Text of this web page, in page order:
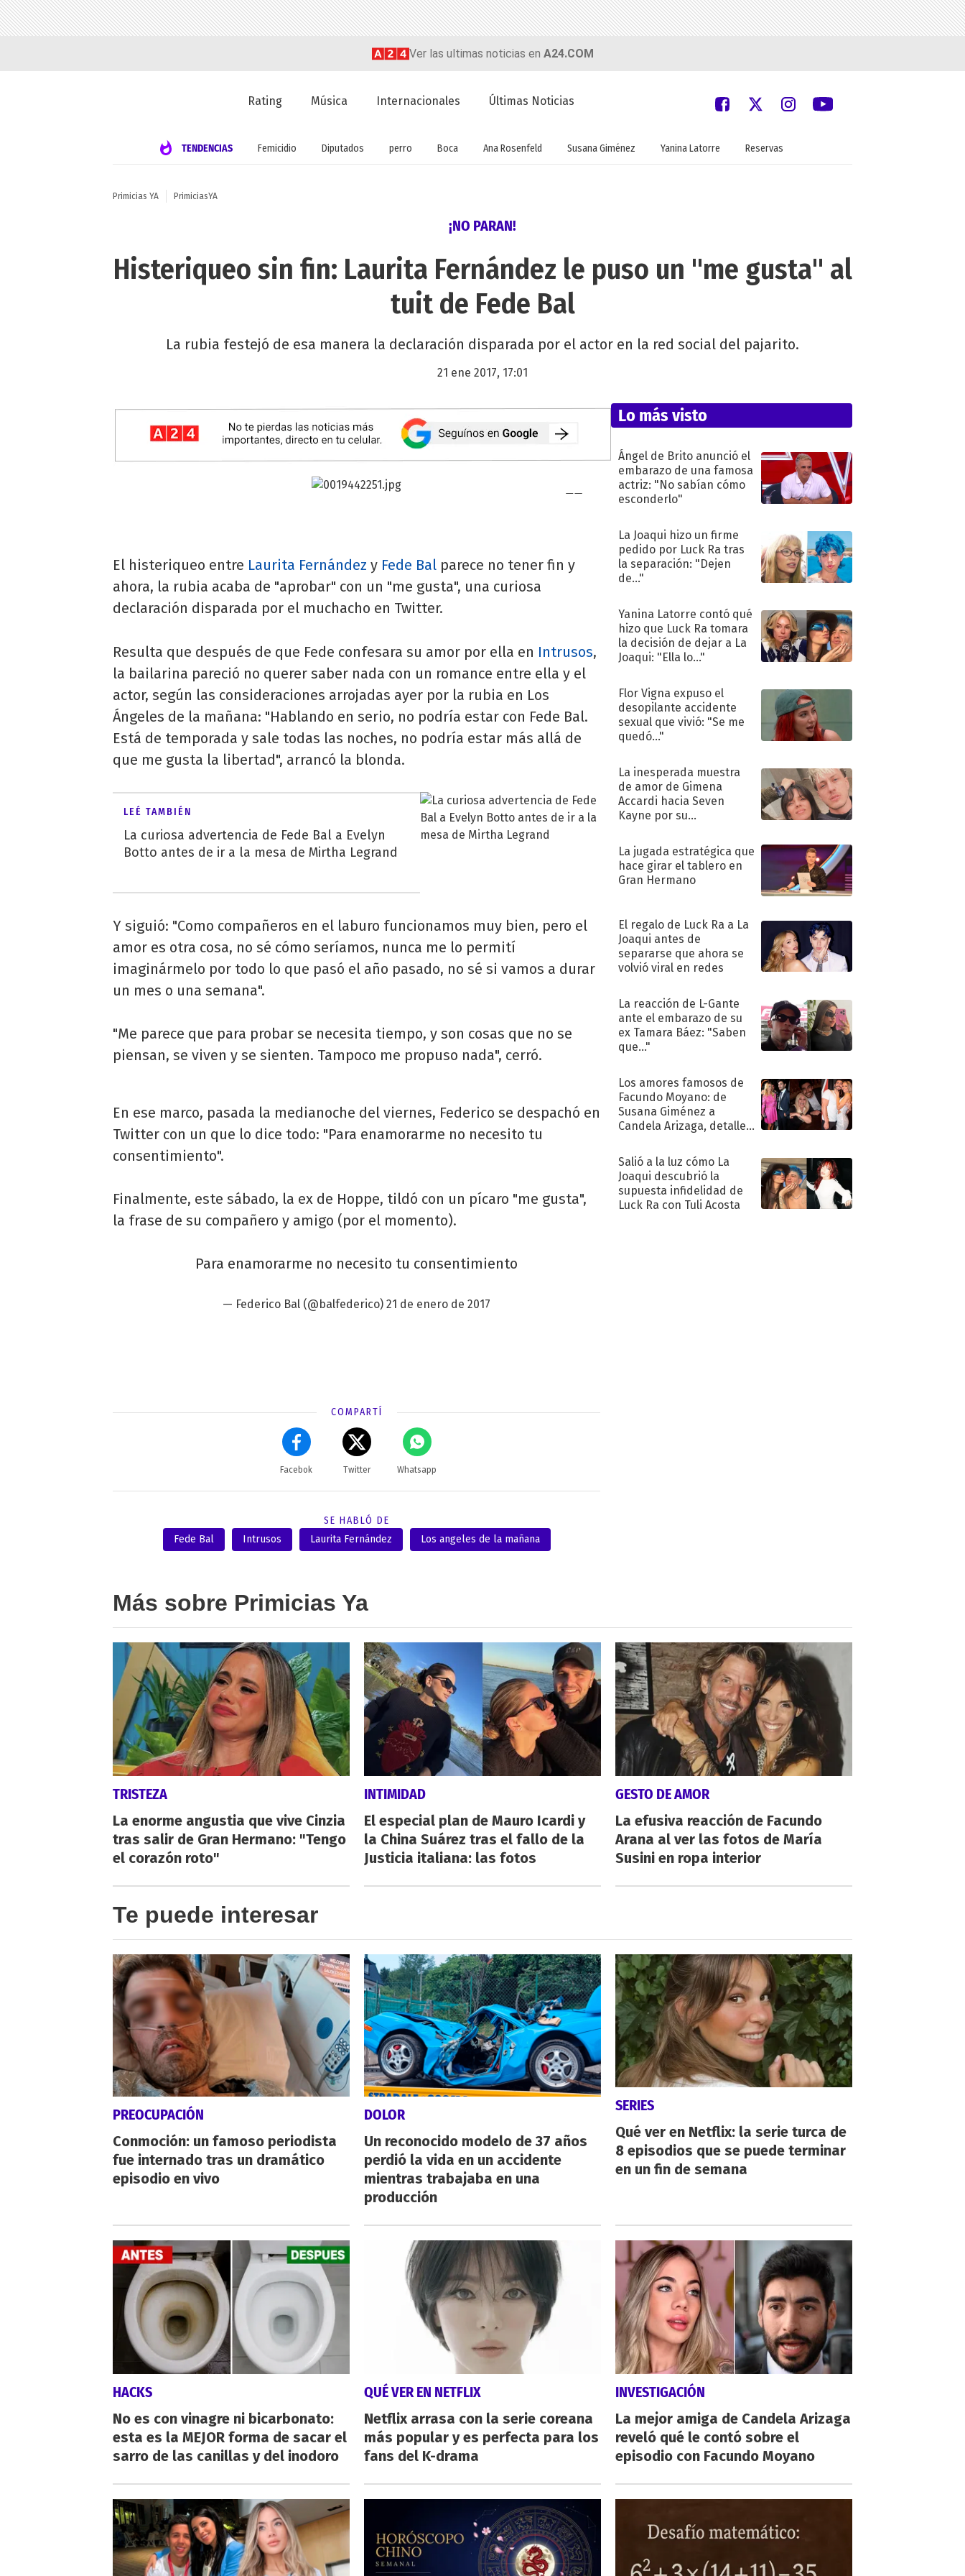
Ver las ultimas noticias en A24.COM
Rating Música Internacionales Últimas Noticias
TENDENCIAS Femicidio Diputados perro Boca Ana Rosenfeld Susana Giménez Yanina Latorre Reservas
Primicias YA PrimiciasYA
¡NO PARAN!
Histeriqueo sin fin: Laurita Fernández le puso un "me gusta" al
tuit de Fede Bal
La rubia festejó de esa manera la declaración disparada por el actor en la red social del pajarito.
21 ene 2017, 17:01
El histeriqueo entre Laurita Fernández y Fede Bal parece no tener fin y
ahora, la rubia acaba de "aprobar" con un "me gusta", una curiosa
declaración disparada por el muchacho en Twitter.
Resulta que después de que Fede confesara su amor por ella en Intrusos,
la bailarina pareció no querer saber nada con un romance entre ella y el
actor, según las consideraciones arrojadas ayer por la rubia en Los
Ángeles de la mañana: "Hablando en serio, no podría estar con Fede Bal.
Está de temporada y sale todas las noches, no podría estar más allá de
que me gusta la libertad", arrancó la blonda.
LEÉ TAMBIÉN
La curiosa advertencia de Fede Bal a Evelyn
Botto antes de ir a la mesa de Mirtha Legrand
Y siguió: "Como compañeros en el laburo funcionamos muy bien, pero el
amor es otra cosa, no sé cómo seríamos, nunca me lo permití
imaginármelo por todo lo que pasó el año pasado, no sé si vamos a durar
un mes o una semana".
"Me parece que para probar se necesita tiempo, y son cosas que no se
piensan, se viven y se sienten. Tampoco me propuso nada", cerró.
En ese marco, pasada la medianoche del viernes, Federico se despachó en
Twitter con un que lo dice todo: "Para enamorarme no necesito tu
consentimiento".
Finalmente, este sábado, la ex de Hoppe, tildó con un pícaro "me gusta",
la frase de su compañero y amigo (por el momento).
Para enamorarme no necesito tu consentimiento
— Federico Bal (@balfederico)21 de enero de 2017
COMPARTÍ
Facebok Twitter Whatsapp
SE HABLÓ DE
Fede Bal
Intrusos Laurita Fernández Los angeles de la mañana
Lo más visto
Ángel de Brito anunció el
embarazo de una famosa
actriz: "No sabían cómo
esconderlo"
La Joaqui hizo un firme
pedido por Luck Ra tras
la separación: "Dejen
de..."
Yanina Latorre contó qué
hizo que Luck Ra tomara
la decisión de dejar a La
Joaqui: "Ella lo..."
Flor Vigna expuso el
desopilante accidente
sexual que vivió: "Se me
quedó..."
La inesperada muestra
de amor de Gimena
Accardi hacia Seven
Kayne por su
La jugada estratégica que
hace girar el tablero en
Gran Hermano
El regalo de Luck Ra a La
Joaqui antes de
separarse que ahora se
volvió viral en redes
La reacción de L-Gante
ante el embarazo de su
ex Tamara Báez: "Saben
que..."
Los amores famosos de
Facundo Moyano: de
Susana Giménez a
Candela Arizaga, detalles
sentimental
Salió a la luz cómo La
Joaqui descubrió la
supuesta infidelidad de
Luck Ra con Tuli Acosta
Más sobre Primicias Ya
TRISTEZA
La enorme angustia que vive Cinzia
tras salir de Gran Hermano: "Tengo
el corazón roto"
INTIMIDAD
El especial plan de Mauro Icardi y
la China Suárez tras el fallo de la
Justicia italiana: las fotos
GESTO DE AMOR
La efusiva reacción de Facundo
Arana al ver las fotos de María
Susini en ropa interior
Te puede interesar
PREOCUPACIÓN
Conmoción: un famoso periodista
fue internado tras un dramático
episodio en vivo
DOLOR
Un reconocido modelo de 37 años
perdió la vida en un accidente
mientras trabajaba en una
producción
SERIES
Qué ver en Netflix: la serie turca de
8 episodios que se puede terminar
en un fin de semana
HACKS
No es con vinagre ni bicarbonato:
esta es la MEJOR forma de sacar el
sarro de las canillas y del inodoro
QUÉ VER EN NETFLIX
Netflix arrasa con la serie coreana
más popular y es perfecta para los
fans del K-drama
INVESTIGACIÓN
La mejor amiga de Candela Arizaga
reveló qué le contó sobre el
episodio con Facundo Moyano